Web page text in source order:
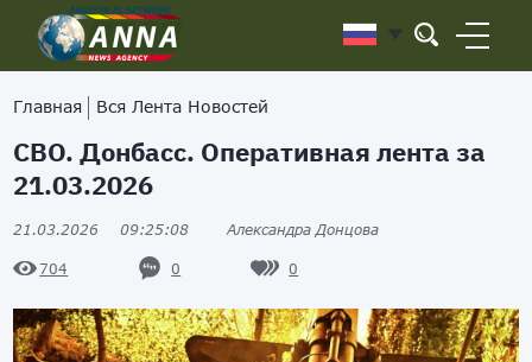
Главная Вся Лента Новостей
СВО. Донбасс. Оперативная лента за
21.03.2026
21.03.2026 09:25:08 Александра Донцова
704 0 0